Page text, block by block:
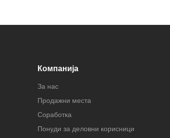
Компанија
За нас
Продажни места
Соработка
Понуди за деловни корисници